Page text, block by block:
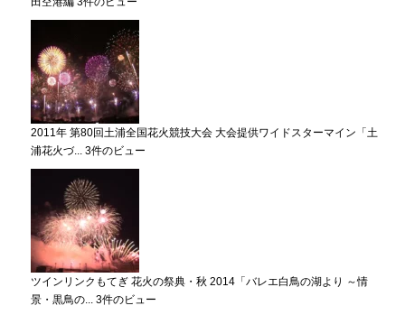
2011年 第80回土浦全国花火競技大会 大会提供ワイドスターマイン「土
浦花火づ... 3件のビュー
ツインリンクもてぎ 花火の祭典・秋 2014「バレエ白鳥の湖より ～情
景・黒鳥の... 3件のビュー